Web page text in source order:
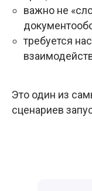
важно не
требуется
Это один из
сценариев